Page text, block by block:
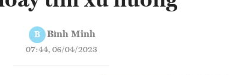
B Bình Minh
07:44, 06/04/2023